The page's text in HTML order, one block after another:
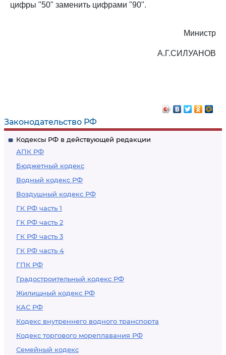
Законодательство РФ
Кодексы РФ в действующей редакции
АПК РФ
Бюджетный кодекс
Водный кодекс РФ
Воздушный кодекс РФ
ГК РФ часть 1
ГК РФ часть 2
ГК РФ часть 3
ГК РФ часть 4
ГПК РФ
Градостроительный кодекс РФ
Жилищный кодекс РФ
КАС РФ
Кодекс внутреннего водного транспорта
Кодекс торгового мореплавания РФ
Семейный кодекс
цифры "50" заменить цифрами "90".
Министр
А.Г.СИЛУАНОВ